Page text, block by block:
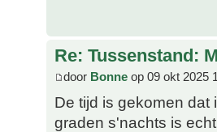
Re: Tussenstand:
door Bonne op 09 okt 2025
De tijd is gekomen
graden s'nachts is